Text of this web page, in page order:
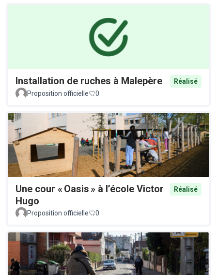
Installation de ruches à Malepère
Réalisé
Proposition officielle
0
Une cour « Oasis » à l’école Victor
Hugo
Réalisé
Proposition officielle 0